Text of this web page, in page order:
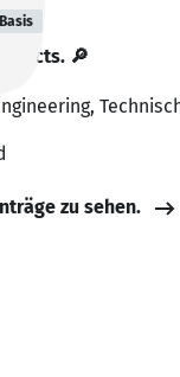
Basis
🔎
zu sehen.